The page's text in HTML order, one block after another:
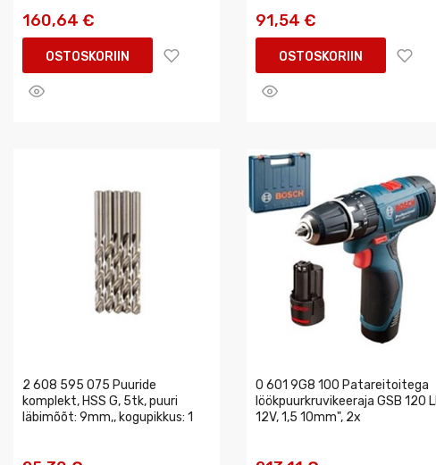
160,64 €
OSTOSKORIIN
91,54 €
OSTOSKORIIN
2 608 595 075 Puuride
komplekt, HSS G, 5tk, puuri
läbimõõt: 9mm,, kogupikkus: 1
0 601 9G8 100 Patareitoitega
löökpuurkruvikeeraja GSB 120 LI
12V, 1,5 10mm", 2x